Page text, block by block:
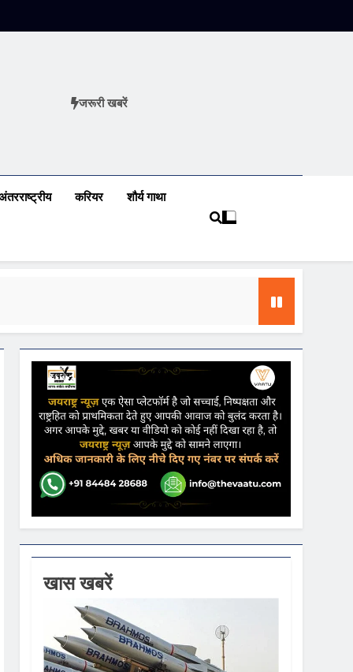
जरूरी खबरें
करियर शौर्य गाथा
की आशंका
कहा- कार्यक्रम से सरकार का कोई संबंध नहीं
वस्त्रों को मिलेगा बढ़ावा
खास खबरें